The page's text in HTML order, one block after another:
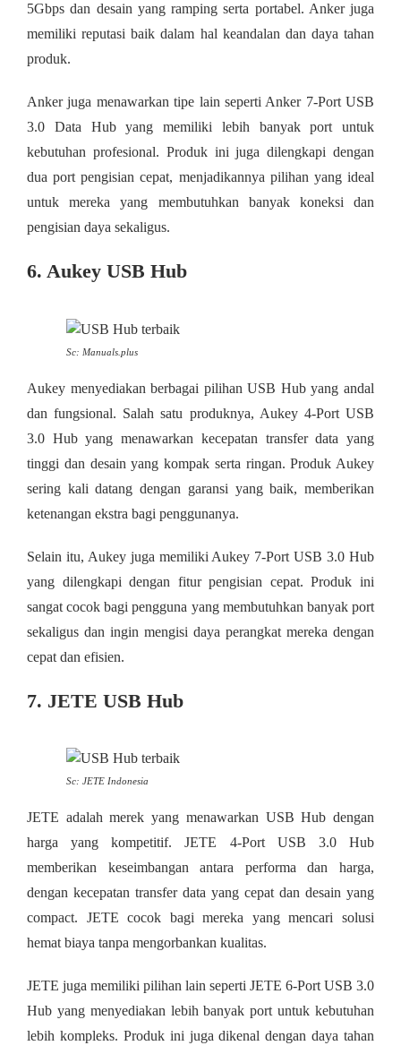
5Gbps dan desain yang ramping serta portabel. Anker juga
memiliki reputasi baik dalam hal keandalan dan daya tahan
produk.
Anker juga menawarkan tipe lain seperti Anker 7-Port USB
3.0 Data Hub yang memiliki lebih banyak port untuk
kebutuhan profesional. Produk ini juga dilengkapi dengan
dua port pengisian cepat, menjadikannya pilihan yang ideal
untuk mereka yang membutuhkan banyak koneksi dan
pengisian daya sekaligus.
6. Aukey USB Hub
Sc: Manuals.plus
Aukey menyediakan berbagai pilihan USB Hub yang andal
dan fungsional. Salah satu produknya, Aukey 4-Port USB
3.0 Hub yang menawarkan kecepatan transfer data yang
tinggi dan desain yang kompak serta ringan. Produk Aukey
sering kali datang dengan garansi yang baik, memberikan
ketenangan ekstra bagi penggunanya.
Selain itu, Aukey juga memiliki Aukey 7-Port USB 3.0 Hub
yang dilengkapi dengan fitur pengisian cepat. Produk ini
sangat cocok bagi pengguna yang membutuhkan banyak port
sekaligus dan ingin mengisi daya perangkat mereka dengan
cepat dan efisien.
7. JETE USB Hub
Sc: JETE Indonesia
JETE adalah merek yang menawarkan USB Hub dengan
harga yang kompetitif. JETE 4-Port USB 3.0 Hub
memberikan keseimbangan antara performa dan harga,
dengan kecepatan transfer data yang cepat dan desain yang
compact. JETE cocok bagi mereka yang mencari solusi
hemat biaya tanpa mengorbankan kualitas.
JETE juga memiliki pilihan lain seperti JETE 6-Port USB 3.0
Hub yang menyediakan lebih banyak port untuk kebutuhan
lebih kompleks. Produk ini juga dikenal dengan daya tahan